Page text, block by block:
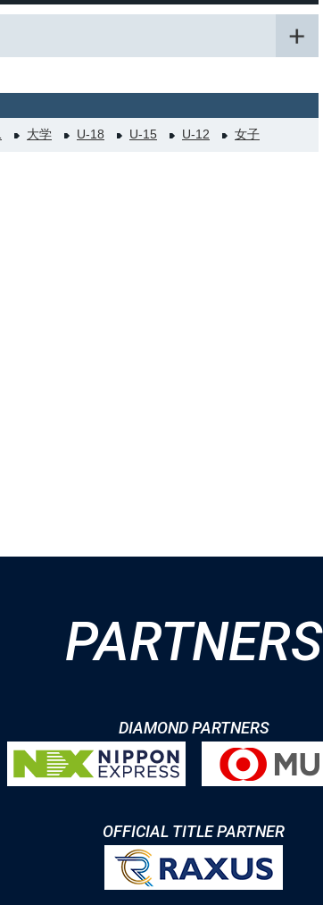
大学 U-18 U-15 U-12 女子
PARTNERS
DIAMOND PARTNERS
OFFICIAL TITLE PARTNER